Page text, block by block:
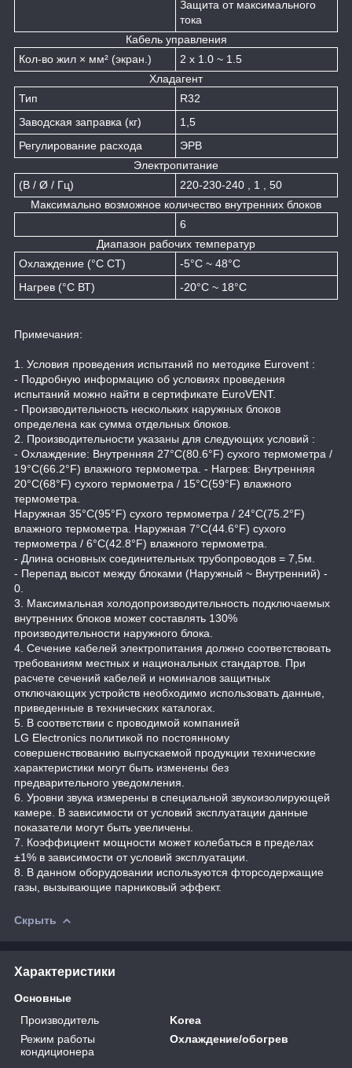
Защита от максимального
тока
Кабель управления
Кол-во жил × мм² (экран.)
2 x 1.0 ~ 1.5
Хладагент
Тип
R32
Заводская заправка (кг)
1,5
Регулирование расхода
ЭРВ
Электропитание
(В / Ø / Гц)
220-230-240 , 1 , 50
Максимально возможное количество внутренних блоков
6
Диапазон рабочих температур
Охлаждение (°C СТ)
-5°C ~ 48°C
Нагрев (°C ВТ)
-20°C ~ 18°C
Примечания:
1. Условия проведения испытаний по методике Eurovent :
- Подробную информацию об условиях проведения
испытаний можно найти в сертификате EuroVENT.
- Производительность нескольких наружных блоков
определена как сумма отдельных блоков.
2. Производительности указаны для следующих условий :
- Охлаждение: Внутренняя 27°C(80.6°F) сухого термометра /
19°C(66.2°F) влажного термометра. - Нагрев: Внутренняя
20°C(68°F) сухого термометра / 15°C(59°F) влажного
термометра.
Наружная 35°C(95°F) сухого термометра / 24°C(75.2°F)
влажного термометра. Наружная 7°C(44.6°F) сухого
термометра / 6°C(42.8°F) влажного термометра.
- Длина основных соединительных трубопроводов = 7,5м.
- Перепад высот между блоками (Наружный ~ Внутренний) -
0.
3. Максимальная холодопроизводительность подключаемых
внутренних блоков может составлять 130%
производительности наружного блока.
4. Сечение кабелей электропитания должно соответствовать
требованиям местных и национальных стандартов. При
расчете сечений кабелей и номиналов защитных
отключающих устройств необходимо использовать данные,
приведенные в технических каталогах.
5. В соответствии с проводимой компанией
LG Electronics политикой по постоянному
совершенствованию выпускаемой продукции технические
характеристики могут быть изменены без
предварительного уведомления.
6. Уровни звука измерены в специальной звукоизолирующей
камере. В зависимости от условий эксплуатации данные
показатели могут быть увеличены.
7. Коэффициент мощности может колебаться в пределах
±1% в зависимости от условий эксплуатации.
8. В данном оборудовании используются фторсодержащие
газы, вызывающие парниковый эффект.
Скрыть
Характеристики
Основные
Производитель
Korea
Режим работы
кондиционера
Охлаждение/обогрев